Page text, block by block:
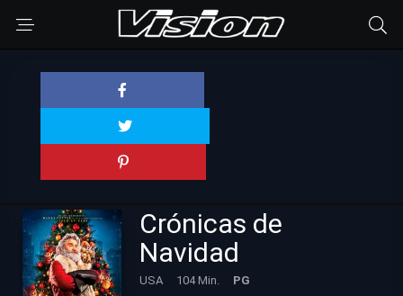
Crónicas de
Navidad
USA 104 Min. PG